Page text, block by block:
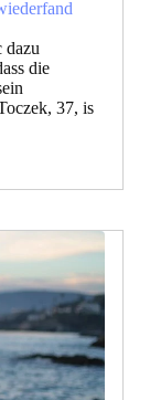
dazu
die
37, is